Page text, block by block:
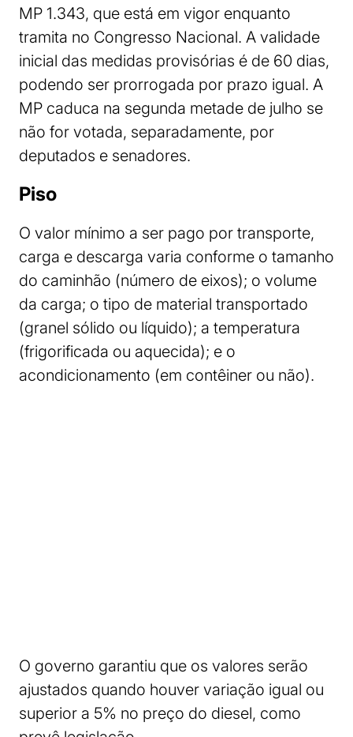
MP 1.343, que está em vigor enquanto
tramita no Congresso Nacional. A validade
inicial das medidas provisórias é de 60 dias,
podendo ser prorrogada por prazo igual. A
MP caduca na segunda metade de julho se
não for votada, separadamente, por
deputados e senadores.
Piso
O valor mínimo a ser pago por transporte,
carga e descarga varia conforme o tamanho
do caminhão (número de eixos); o volume
da carga; o tipo de material transportado
(granel sólido ou líquido); a temperatura
(frigorificada ou aquecida); e o
acondicionamento (em contêiner ou não).
O governo garantiu que os valores serão
ajustados quando houver variação igual ou
superior a 5% no preço do diesel, como